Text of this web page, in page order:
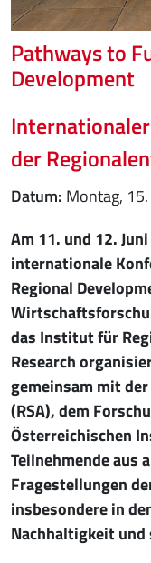
Pathways to
Development
der
Datum Montag,
Am 11. und 12.
internationale
Regional
das Institut für
Research
gemeinsam mit
(RSA), dem
Österreichischen
Teilnehmende aus
Fragestellungen
insbesondere in
Nachhaltigkeit